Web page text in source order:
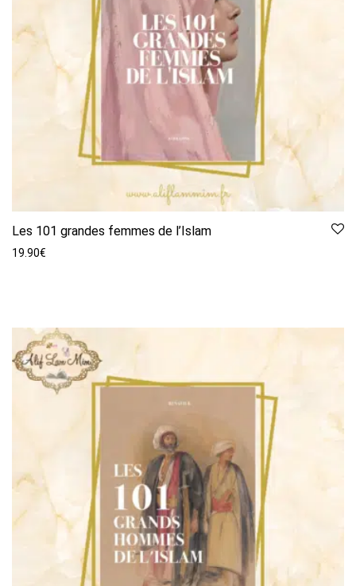
Les 101 grandes femmes de l’Islam
19.90€